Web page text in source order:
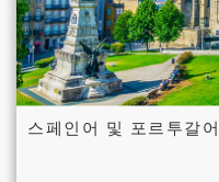
스페인어 및 포르투갈